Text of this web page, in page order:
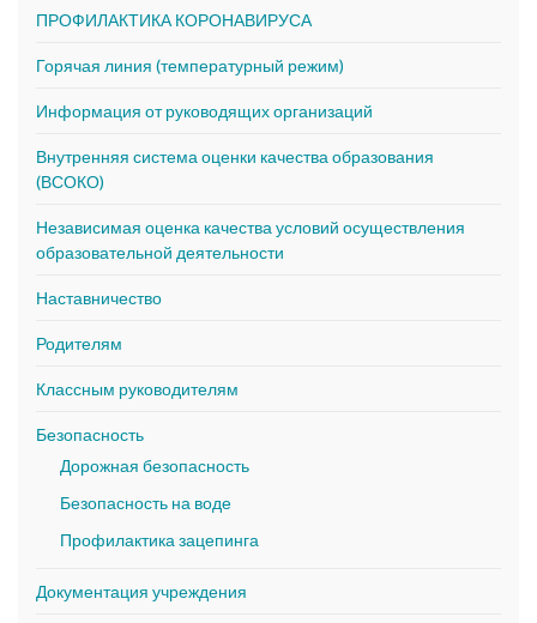
ПРОФИЛАКТИКА КОРОНАВИРУСА
Горячая линия (температурный режим)
Информация от руководящих организаций
Внутренняя система оценки качества образования
(ВСОКО)
Независимая оценка качества условий осуществления
образовательной деятельности
Наставничество
Родителям
Классным руководителям
Безопасность
Дорожная безопасность
Безопасность на воде
Профилактика зацепинга
Документация учреждения